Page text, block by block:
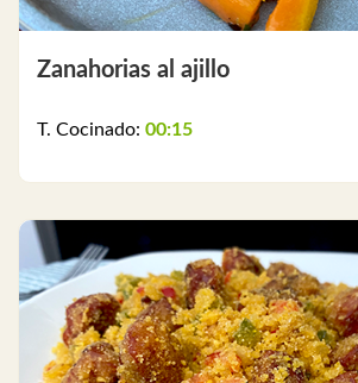
Zanahorias al ajillo
T. Cocinado: 00:15